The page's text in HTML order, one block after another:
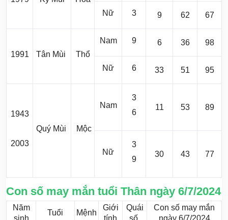
Nữ
3 9 62 67
1991 Tân Mùi Thổ
Nam 9 6 36 98
Nữ 6 33 51 95
1943
2003
Quý Mùi Mộc
Nam
3
6
11 53 89
Nữ
3
9
30 43 77
Con số may mắn tuổi Thân ngày 6/7/2024
Năm
Tuổi Mệnh
Giới
Quái
Con số may mắn